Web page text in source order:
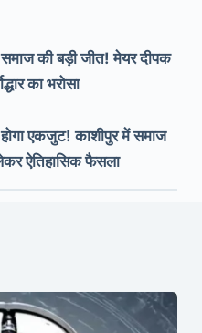
की बड़ी जीत! मेयर दीपक
का भरोसा
एकजुट! काशीपुर में समाज
ऐतिहासिक फैसला